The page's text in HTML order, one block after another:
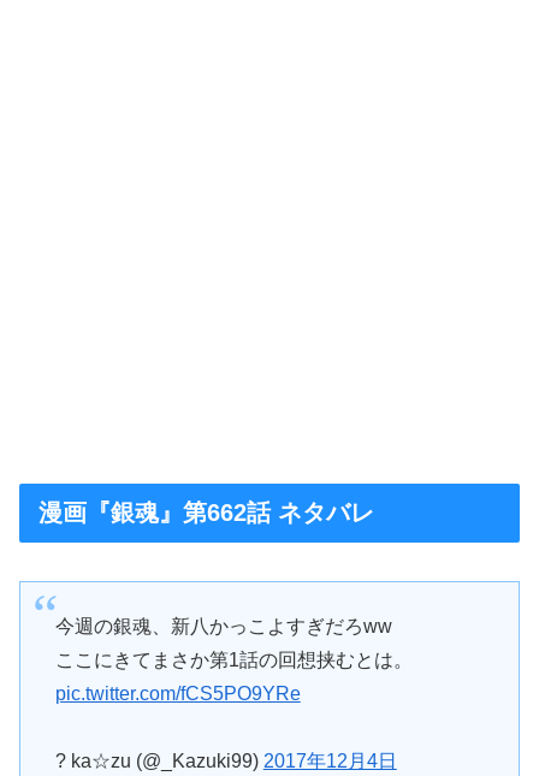
漫画『銀魂』第662話 ネタバレ
今週の銀魂、新八かっこよすぎだろww
ここにきてまさか第1話の回想挟むとは。
pic.twitter.com/fCS5PO9YRe
? ka☆zu (@_Kazuki99) 2017年12月4日